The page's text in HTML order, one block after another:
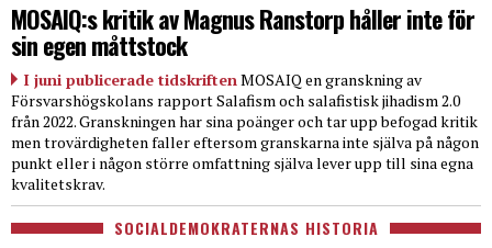
MOSAIQ:s kritik av Magnus Ranstorp håller inte för
sin egen måttstock
I juni publicerade tidskriften MOSAIQ en granskning av
Försvarshögskolans rapport Salafism och salafistisk jihadism 2.0
från 2022. Granskningen har sina poänger och tar upp befogad kritik
men trovärdigheten faller eftersom granskarna inte själva på någon
punkt eller i någon större omfattning själva lever upp till sina egna
kvalitetskrav.
SOCIALDEMOKRATERNAS HISTORIA